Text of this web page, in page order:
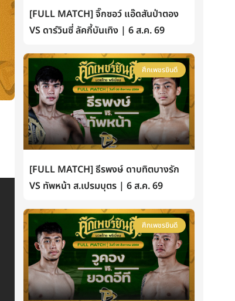
[FULL MATCH] จิ๊กซอว์ แอ๊ดสันป่าตอง
VS ดาร์วินซี่ ลัคกี้บันเทิง | 6 ส.ค. 69
ศึกเพชรยินดี
[FULL MATCH] ธีรพงษ์ ดาบทิตบางรัก
VS ทัพหน้า ส.เปรมบุตร | 6 ส.ค. 69
ศึกเพชรยินดี